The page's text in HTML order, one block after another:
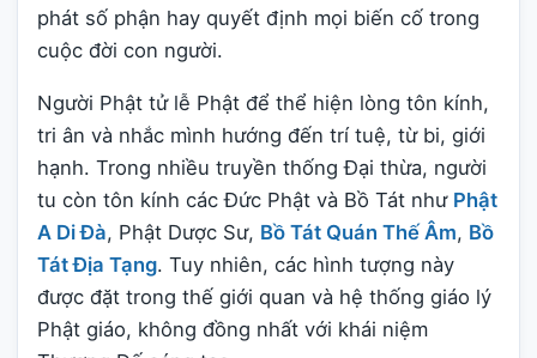
phát số phận hay quyết định mọi biến cố trong
cuộc đời con người.
Người Phật tử lễ Phật để thể hiện lòng tôn kính,
tri ân và nhắc mình hướng đến trí tuệ, từ bi, giới
hạnh. Trong nhiều truyền thống Đại thừa, người
tu còn tôn kính các Đức Phật và Bồ Tát như Phật
A Di Đà, Phật Dược Sư, Bồ Tát Quán Thế Âm, Bồ
Tát Địa Tạng. Tuy nhiên, các hình tượng này
được đặt trong thế giới quan và hệ thống giáo lý
Phật giáo, không đồng nhất với khái niệm